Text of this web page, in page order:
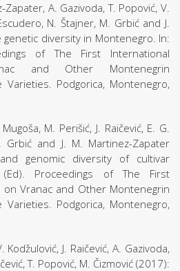
Zapater, A. Gazivoda, T. Popović, V.
N. Štajner, M. Grbić and J.
diversity in Montenegro. In:
of The First International
and Other Montenegrin
Podgorica, Montenegro,
M. Perišić, J. Raičević, E. G.
Grbić and J. M. Martinez-Zapater
genomic diversity of cultivar
Proceedings of The First
Vranac and Other Montenegrin
Podgorica, Montenegro,
J. Raičević, A. Gazivoda,
T. Popović, M. Čizmović (2017):